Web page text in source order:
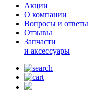
Акции
О компании
Вопросы и ответы
Отзывы
Запчасти
и аксессуары